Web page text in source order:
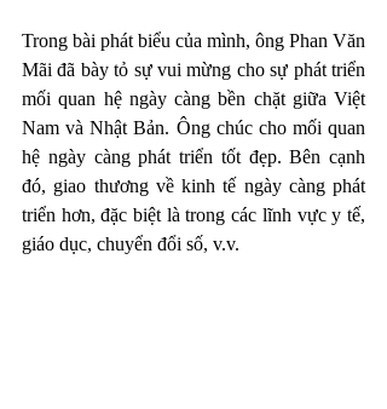
Trong bài phát biểu của mình, ông Phan Văn
Mãi đã bày tỏ sự vui mừng cho sự phát triển
mối quan hệ ngày càng bền chặt giữa Việt
Nam và Nhật Bản. Ông chúc cho mối quan
hệ ngày càng phát triển tốt đẹp. Bên cạnh
đó, giao thương về kinh tế ngày càng phát
triển hơn, đặc biệt là trong các lĩnh vực y tế,
giáo dục, chuyển đổi số, v.v.